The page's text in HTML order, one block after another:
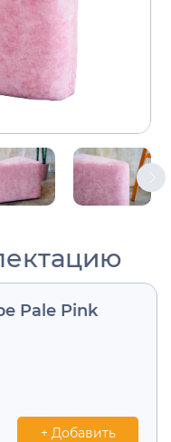
Pale Pink
+ Добавить